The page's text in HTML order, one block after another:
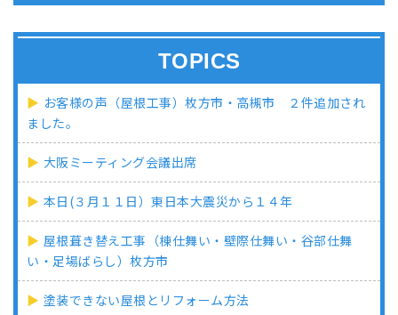
TOPICS
お客様の声（屋根工事）枚方市・高槻市 ２件追加され
ました。
大阪ミーティング会議出席
本日(３月１１日）東日本大震災から１４年
屋根葺き替え工事（棟仕舞い・壁際仕舞い・谷部仕舞
い・足場ばらし）枚方市
塗装できない屋根とリフォーム方法